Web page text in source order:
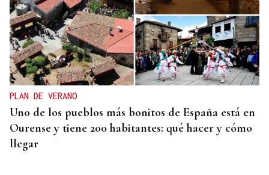
PLAN DE VERANO
Uno de los pueblos más bonitos de España está en
Ourense y tiene 200 habitantes: qué hacer y cómo
llegar